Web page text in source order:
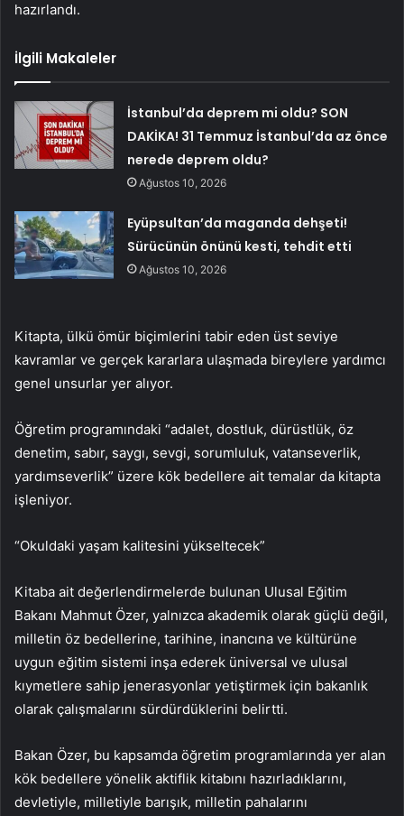
hazırlandı.
İlgili Makaleler
İstanbul’da deprem mi oldu? SON
DAKİKA! 31 Temmuz İstanbul’da az önce
nerede deprem oldu?
Ağustos 10, 2026
Eyüpsultan’da maganda dehşeti!
Sürücünün önünü kesti, tehdit etti
Ağustos 10, 2026
Kitapta, ülkü ömür biçimlerini tabir eden üst seviye
kavramlar ve gerçek kararlara ulaşmada bireylere yardımcı
genel unsurlar yer alıyor.
Öğretim programındaki “adalet, dostluk, dürüstlük, öz
denetim, sabır, saygı, sevgi, sorumluluk, vatanseverlik,
yardımseverlik” üzere kök bedellere ait temalar da kitapta
işleniyor.
“Okuldaki yaşam kalitesini yükseltecek”
Kitaba ait değerlendirmelerde bulunan Ulusal Eğitim
Bakanı Mahmut Özer, yalnızca akademik olarak güçlü değil,
milletin öz bedellerine, tarihine, inancına ve kültürüne
uygun eğitim sistemi inşa ederek üniversal ve ulusal
kıymetlere sahip jenerasyonlar yetiştirmek için bakanlık
olarak çalışmalarını sürdürdüklerini belirtti.
Bakan Özer, bu kapsamda öğretim programlarında yer alan
kök bedellere yönelik aktiflik kitabını hazırladıklarını,
devletiyle, milletiyle barışık, milletin pahalarını